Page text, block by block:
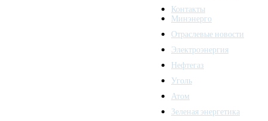
Контакты
Минэнерго
Отраслевые новости
Электроэнергия
Нефтегаз
Уголь
Атом
Зеленая энергетика